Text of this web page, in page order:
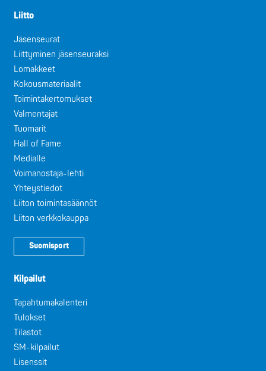
Liitto
Jäsenseurat
Liittyminen jäsenseuraksi
Lomakkeet
Kokousmateriaalit
Toimintakertomukset
Valmentajat
Tuomarit
Hall of Fame
Medialle
Voimanostaja-lehti
Yhteystiedot
Liiton toimintasäännöt
Liiton verkkokauppa
Suomisport
Kilpailut
Tapahtumakalenteri
Tulokset
Tilastot
SM-kilpailut
Lisenssit